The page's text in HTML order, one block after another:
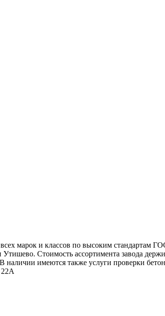
марок и классов по высоким стандартам
Стоимость ассортимента завода
имеются также услуги проверки
22А